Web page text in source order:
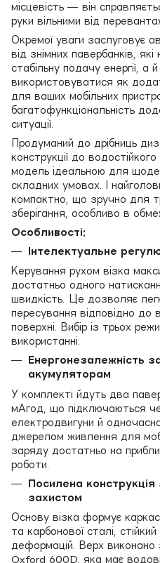
місцевість — він
руки вільними від
Окремої уваги заслуговує
від знімних павербанків,
стабільну подачу енергії, а
використовуватися як
для ваших мобільних
багатофункціональність
ситуації.
Продуманий до дрібниць
конструкції до
модель ідеальною для
складних умовах. І
компактно, що зручно для
зберігання, особливо в
Особливості:
Інтелектуальне
Керування рухом візка
достатньо одного
швидкість. Це дозволяє
пересування відповідно до
поверхні. Вибір із трьох
використанні.
Енергонезалежність
акумуляторам
У комплекті йдуть два
мАгод, що підключаються
електродвигуни й
джерелом живлення для
заряду достатньо на
роботи.
Посилена конструкція
захистом
Основу візка формує
та карбонової сталі,
деформацій. Верх виконано
Oxford 600D, яка має